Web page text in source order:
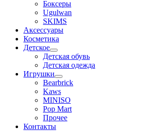
Боксеры
Ugulwan
SKIMS
Аксессуары
Косметика
Детское
Детская обувь
Детская одежда
Игрушки
Bearbrick
Kaws
MINISO
Pop Mart
Прочее
Контакты